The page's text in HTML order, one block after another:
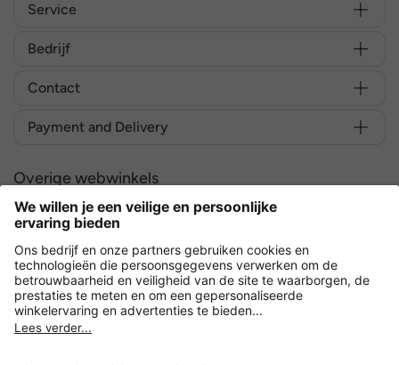
Service
Bedrijf
Contact
Payment and Delivery
Overige webwinkels
Nederland
Versleuteling met